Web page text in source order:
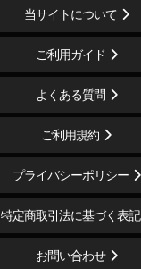
当サイトについて
ご利用ガイド
よくある質問
ご利用規約
プライバシーポリシー
特定商取引法に基づく表記
お問い合わせ